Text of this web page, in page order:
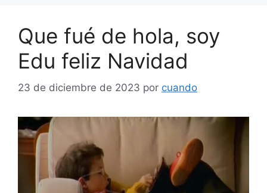
Que fué de hola, soy
Edu feliz Navidad
23 de diciembre de 2023 por cuando